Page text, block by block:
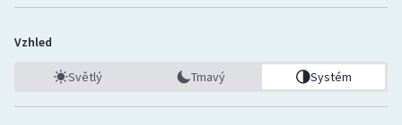
Vzhled
Světlý Tmavý Systém